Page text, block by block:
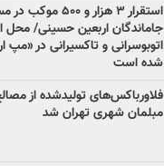
استقرار ۳ هزار و
جاماندگان اربعین حسینی/ محل
اتوبوسرانی و تاکسیرانی در «مپ
شده است
فلاورباکس‌های تولیدشده از
مبلمان شهری تهران شد